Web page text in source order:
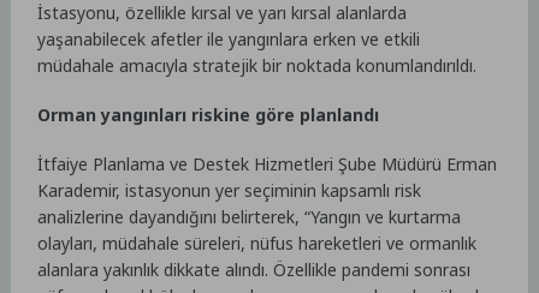
İstasyonu, özellikle kırsal ve yarı kırsal alanlarda
yaşanabilecek afetler ile yangınlara erken ve etkili
müdahale amacıyla stratejik bir noktada konumlandırıldı.
Orman yangınları riskine göre planlandı
İtfaiye Planlama ve Destek Hizmetleri Şube Müdürü Erman
Karademir, istasyonun yer seçiminin kapsamlı risk
analizlerine dayandığını belirterek, “Yangın ve kurtarma
olayları, müdahale süreleri, nüfus hareketleri ve ormanlık
alanlara yakınlık dikkate alındı. Özellikle pandemi sonrası